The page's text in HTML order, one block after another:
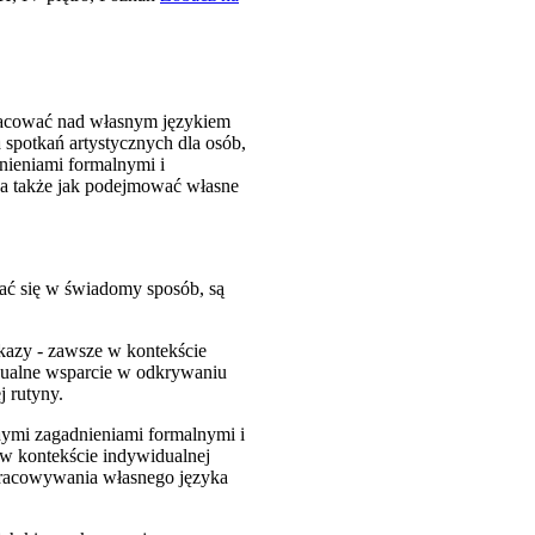
nad własnym językiem
artystycznych dla osób,
formalnymi i
jak podejmować własne
się w świadomy sposób, są
- zawsze w kontekście
wsparcie w odkrywaniu
rutyny.
zagadnieniami formalnymi i
kontekście indywidualnej
własnego języka